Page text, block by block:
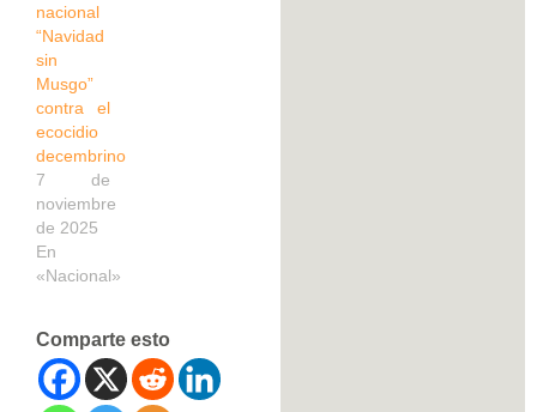
nacional
“Navidad
sin
Musgo”
contra el
ecocidio
decembrino
7 de
noviembre
de 2025
En
«Nacional»
Comparte esto